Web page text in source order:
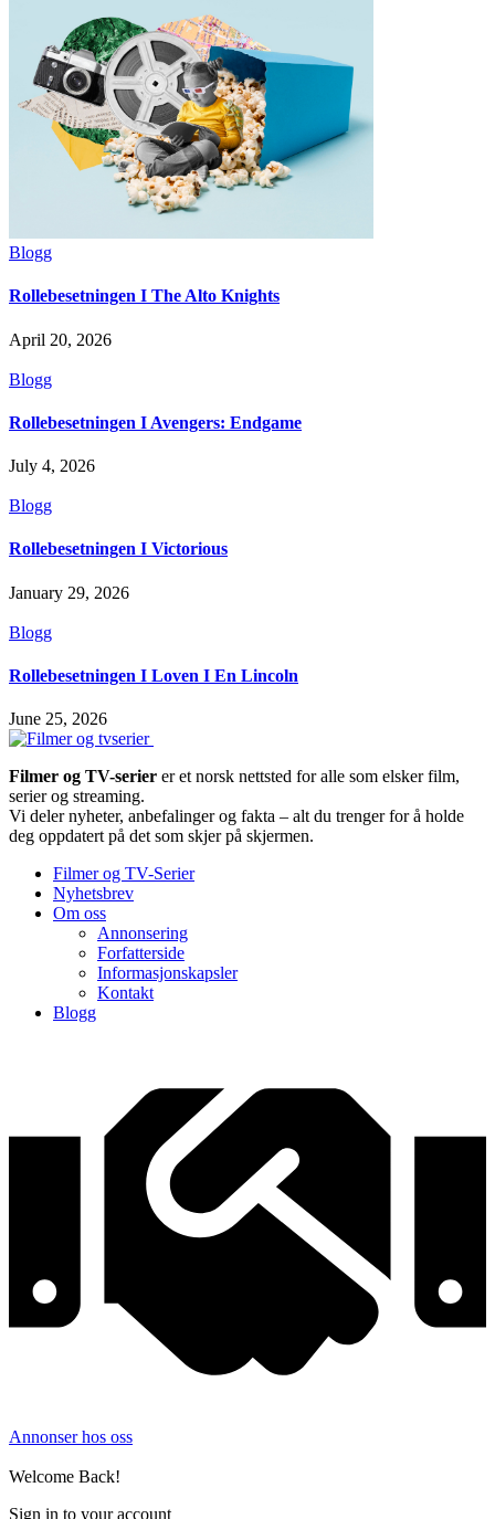
Blogg
Rollebesetningen I The Alto Knights
April 20, 2026
Blogg
Rollebesetningen I Avengers: Endgame
July 4, 2026
Blogg
Rollebesetningen I Victorious
January 29, 2026
Blogg
Rollebesetningen I Loven I En Lincoln
June 25, 2026
Filmer og TV-serier er et norsk nettsted for alle som elsker film,
serier og streaming.
Vi deler nyheter, anbefalinger og fakta – alt du trenger for å holde
deg oppdatert på det som skjer på skjermen.
Filmer og TV-Serier
Nyhetsbrev
Om oss
Annonsering
Forfatterside
Informasjonskapsler
Kontakt
Blogg
Annonser hos oss
Welcome Back!
Sign in to your account